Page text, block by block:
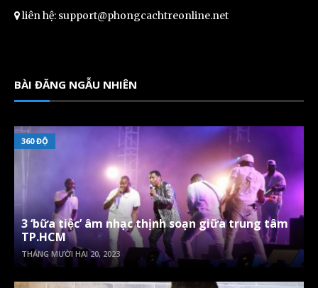
liên hệ: support@phongcachtreonline.net
BÀI ĐĂNG NGẪU NHIÊN
360 ĐỘ
3 ‘bữa tiệc’ âm nhạc thịnh soạn giữa trung tâm
TP.HCM
THÁNG MƯỜI HAI 20, 2023